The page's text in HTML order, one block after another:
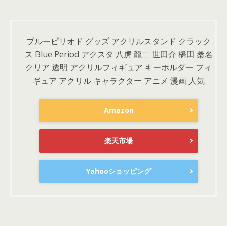
ブルーピリオド グッズ アクリルスタンド クラック
ス Blue Period アクスタ 八虎 龍二 世田介 橋田 桑名
クリア 透明 アクリルフィギュア キーホルダー フィ
ギュア アクリル キャラクター アニメ 漫画 人気
Amazon
楽天市場
Yahooショッピング